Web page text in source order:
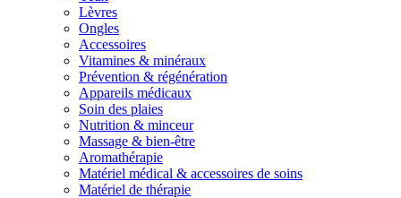
Lèvres
Ongles
Accessoires
Vitamines & minéraux
Prévention & régénération
Appareils médicaux
Soin des plaies
Nutrition & minceur
Massage & bien-être
Aromathérapie
Matériel médical & accessoires de soins
Matériel de thérapie